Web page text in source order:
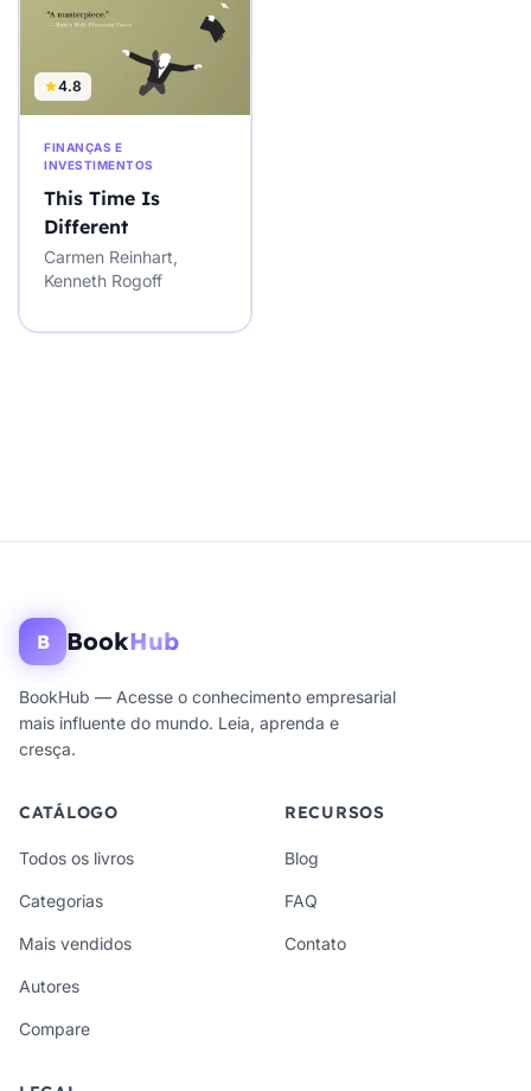
4.8
FINANÇAS E
INVESTIMENTOS
This Time Is
Different
Carmen Reinhart,
Kenneth Rogoff
B BookHub
BookHub — Acesse o conhecimento empresarial
mais influente do mundo. Leia, aprenda e
cresça.
CATÁLOGO
Todos os livros
Categorias
Mais vendidos
Autores
Compare
RECURSOS
Blog
FAQ
Contato